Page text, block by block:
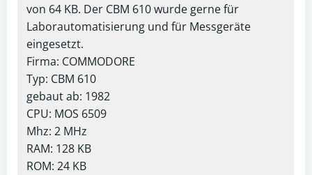
von 64 KB. Der CBM 610 wurde gerne für
Laborautomatisierung und für Messgeräte
eingesetzt.
Firma: COMMODORE
Typ: CBM 610
gebaut ab: 1982
CPU: MOS 6509
Mhz: 2 MHz
RAM: 128 KB
ROM: 24 KB